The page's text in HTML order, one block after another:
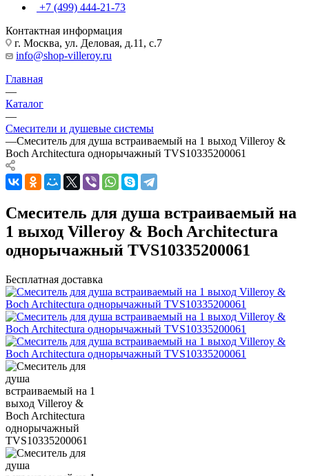
+7 (499) 444-21-73
Контактная информация
г. Москва, ул. Деловая, д.11, с.7
info@shop-villeroy.ru
Главная
—
Каталог
—
Смесители и душевые системы
—Смеситель для душа встраиваемый на 1 выход Villeroy &
Boch Architectura однорычажный TVS10335200061
Смеситель для душа встраиваемый на
1 выход Villeroy & Boch Architectura
однорычажный TVS10335200061
Бесплатная доставка